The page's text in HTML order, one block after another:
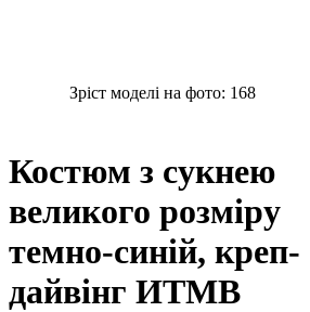
Зріст моделі на фото: 168
Костюм з сукнею
великого розміру
темно-синій, креп-
дайвінг ИТМВ